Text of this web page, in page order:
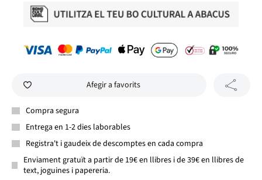
Afegir a favorits
Compra segura
Entrega en 1-2 dies laborables
Registra't i gaudeix de descomptes en cada compra
Enviament gratuït a partir de 19€ en llibres i de 39€ en llibres de
text, joguines i papereria.